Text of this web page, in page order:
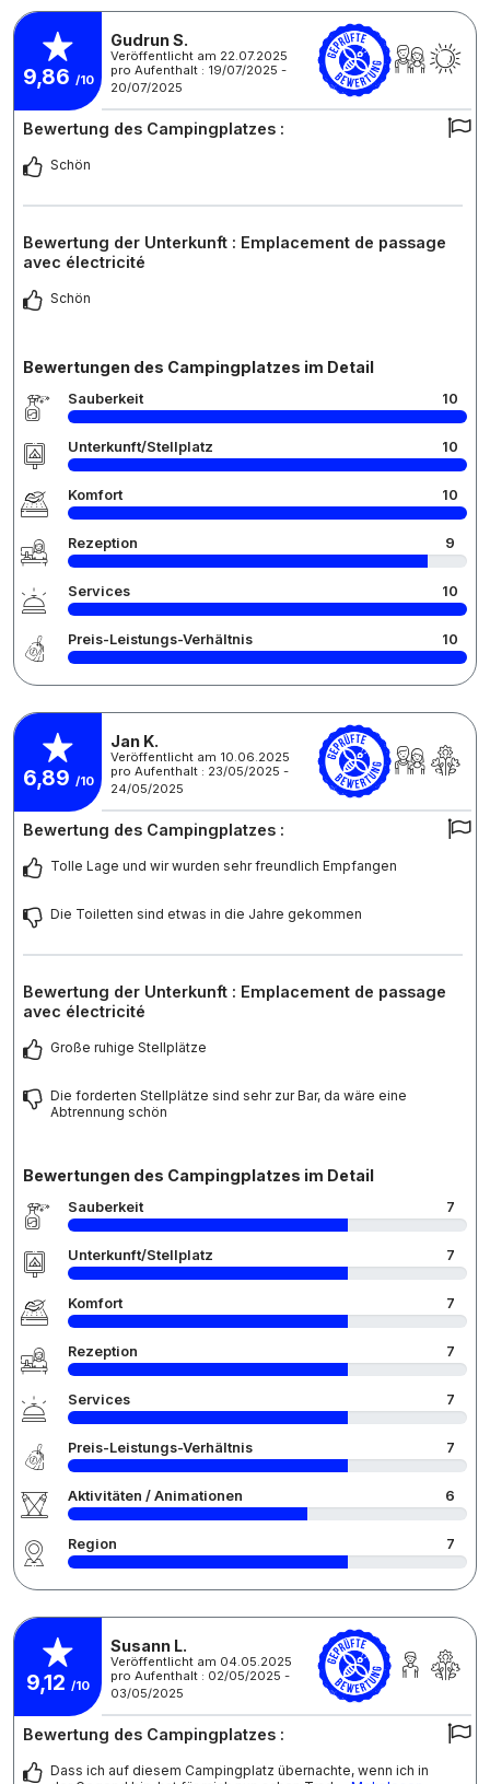
9,86 /10
Gudrun S.
Veröffentlicht am 22.07.2025
pro Aufenthalt : 19/07/2025 -
20/07/2025
Bewertung des Campingplatzes :
Schön
Bewertung der Unterkunft : Emplacement de passage
avec électricité
Schön
Bewertungen des Campingplatzes im Detail
Sauberkeit 10
Unterkunft/Stellplatz 10
Komfort 10
Rezeption 9
Services 10
Preis-Leistungs-Verhältnis 10
6,89 /10
Jan K.
Veröffentlicht am 10.06.2025
pro Aufenthalt : 23/05/2025 -
24/05/2025
Bewertung des Campingplatzes :
Tolle Lage und wir wurden sehr freundlich Empfangen
Die Toiletten sind etwas in die Jahre gekommen
Bewertung der Unterkunft : Emplacement de passage
avec électricité
Große ruhige Stellplätze
Die forderten Stellplätze sind sehr zur Bar, da wäre eine
Abtrennung schön
Bewertungen des Campingplatzes im Detail
Sauberkeit 7
Unterkunft/Stellplatz 7
Komfort 7
Rezeption 7
Services 7
Preis-Leistungs-Verhältnis 7
Aktivitäten / Animationen 6
Region 7
9,12 /10
Susann L.
Veröffentlicht am 04.05.2025
pro Aufenthalt : 02/05/2025 -
03/05/2025
Bewertung des Campingplatzes :
Dass ich auf diesem Campingplatz übernachte, wenn ich in